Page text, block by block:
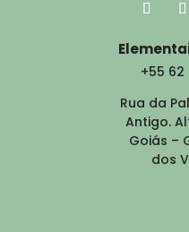
+55
Rua da
Antigo.
Goiás –
dos